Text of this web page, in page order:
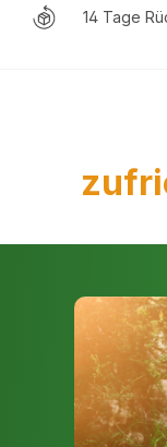
14 Tage